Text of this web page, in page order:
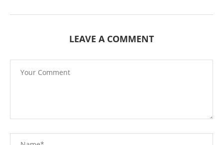
LEAVE A COMMENT